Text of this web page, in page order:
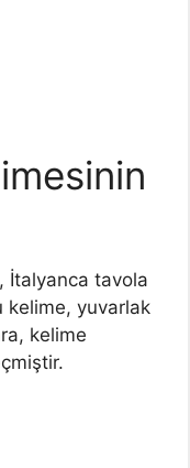
İtalyanca tavola
kelime, yuvarlak
kelime